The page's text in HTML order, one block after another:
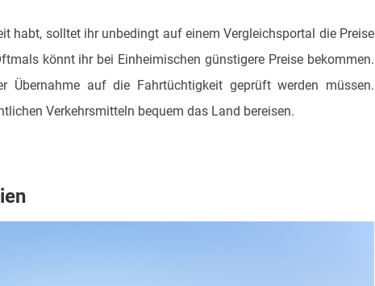
habt, solltet ihr unbedingt auf einem Vergleichsportal die Preise
könnt ihr bei Einheimischen günstigere Preise bekommen.
Übernahme auf die Fahrtüchtigkeit geprüft werden müssen.
Verkehrsmitteln bequem das Land bereisen.